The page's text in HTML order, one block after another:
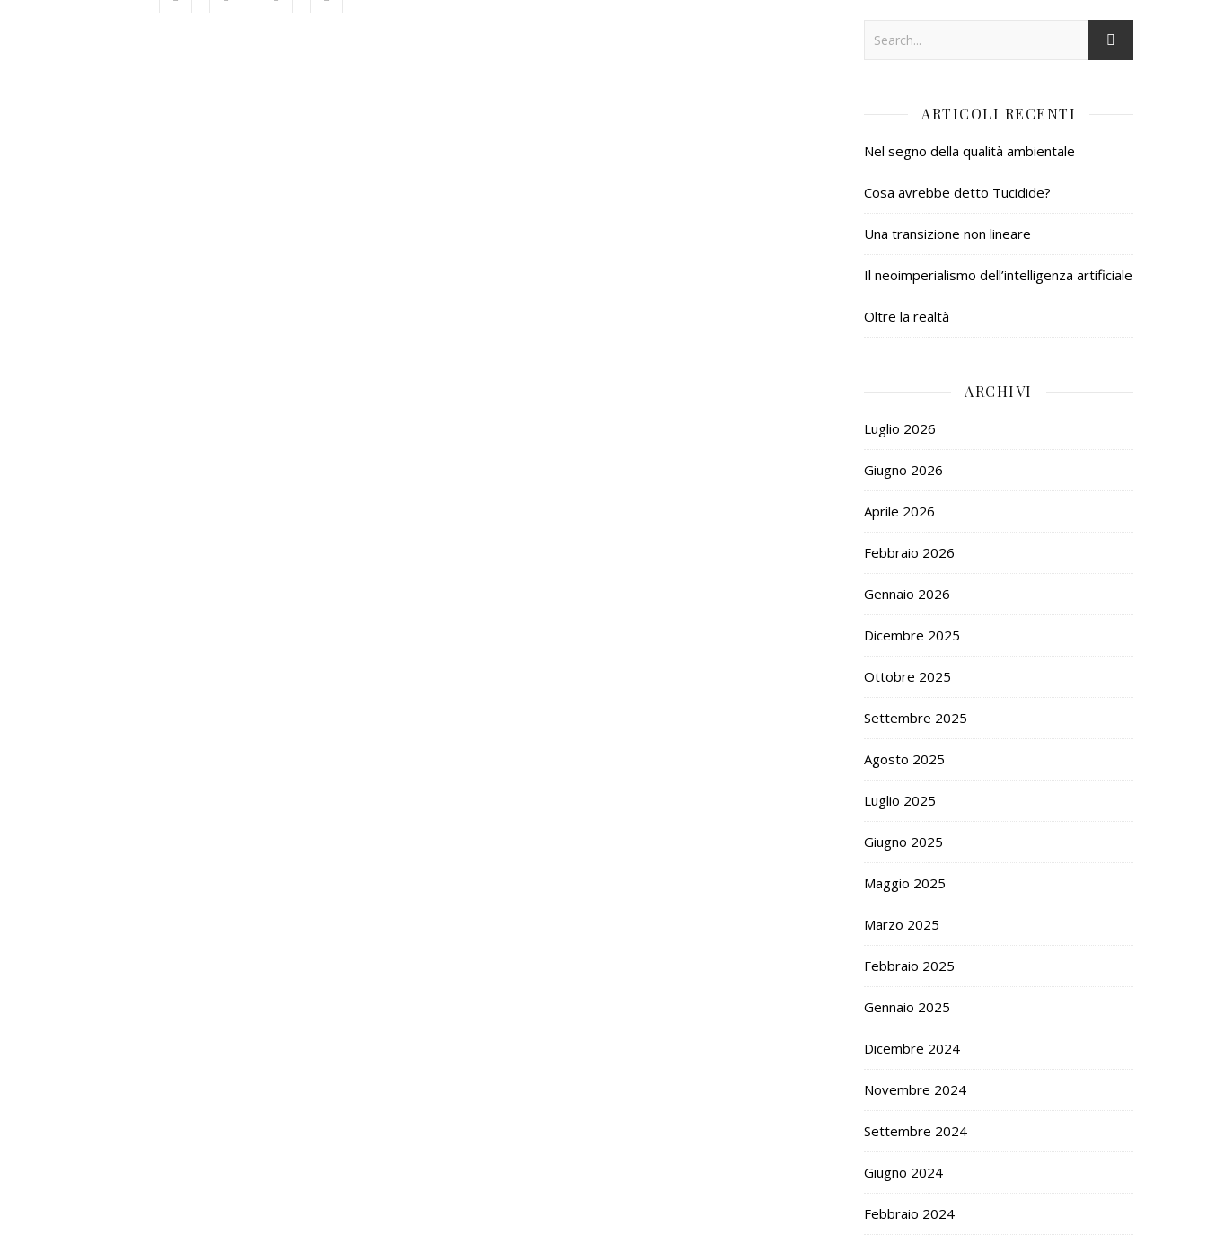
ARTICOLI RECENTI
Nel segno della qualità ambientale
Cosa avrebbe detto Tucidide?
Una transizione non lineare
Il neoimperialismo dell’intelligenza artificiale
Oltre la realtà
ARCHIVI
Luglio 2026
Giugno 2026
Aprile 2026
Febbraio 2026
Gennaio 2026
Dicembre 2025
Ottobre 2025
Settembre 2025
Agosto 2025
Luglio 2025
Giugno 2025
Maggio 2025
Marzo 2025
Febbraio 2025
Gennaio 2025
Dicembre 2024
Novembre 2024
Settembre 2024
Giugno 2024
Febbraio 2024